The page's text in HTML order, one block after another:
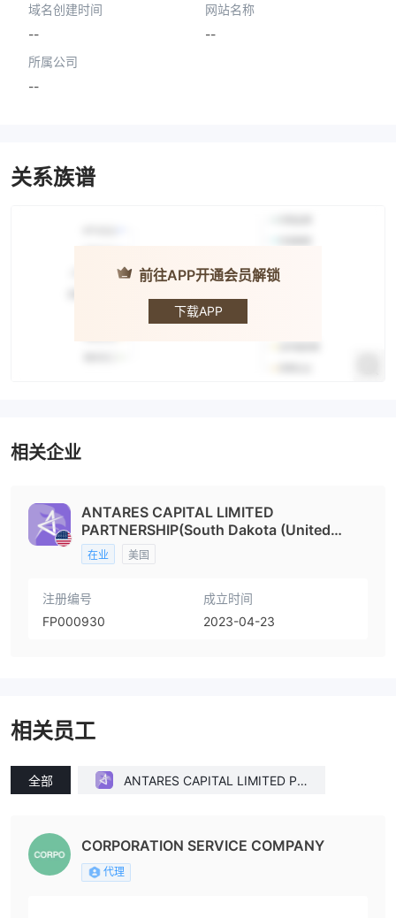
域名创建时间
--
网站名称
--
所属公司
--
关系族谱
前往APP开通会员解锁
下载APP
Capital
相关企业
ANTARES CAPITAL LIMITED
PARTNERSHIP(South Dakota (United
States))
在业 美国
注册编号
FP000930
成立时间
2023-04-23
相关员工
全部
ANTARES CAPITAL LIMITED PA
CORPORATION SERVICE COMPANY
代理